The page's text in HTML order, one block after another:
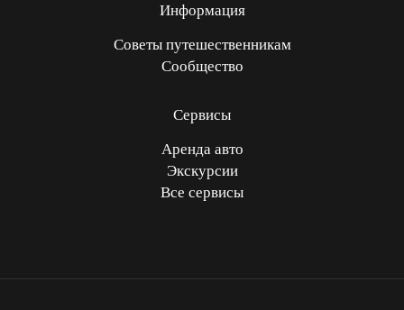
Информация
Советы путешественникам
Сообщество
Сервисы
Аренда авто
Экскурсии
Все сервисы